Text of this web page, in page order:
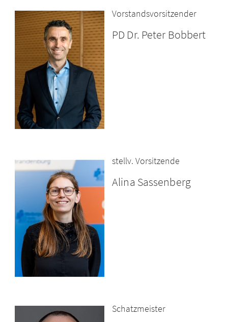
Vorstandsvorsitzender
PD Dr. Peter Bobbert
stellv. Vorsitzende
Alina Sassenberg
Schatzmeister